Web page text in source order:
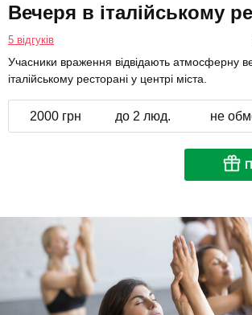
Вечеря в італійському
5 відгуків
Учасники враження відвідають атмосферну
італійському ресторані у центрі міста.
2000 грн до 2 люд. не